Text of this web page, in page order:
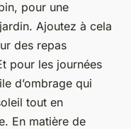
pour une
Ajoutez à cela
des repas
pour les journées
d’ombrage qui
tout en
En matière de